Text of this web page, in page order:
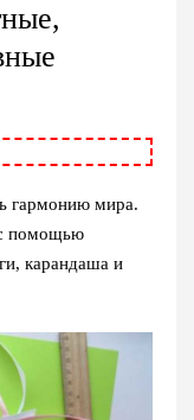
гармонию мира.
с помощью
карандаша и